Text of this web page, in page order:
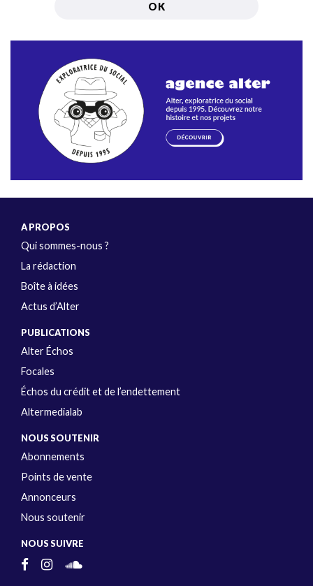
A PROPOS
Qui sommes-nous ?
La rédaction
Boîte à idées
Actus d’Alter
PUBLICATIONS
Alter Échos
Focales
Échos du crédit et de l’endettement
Altermedialab
NOUS SOUTENIR
Abonnements
Points de vente
Annonceurs
Nous soutenir
NOUS SUIVRE